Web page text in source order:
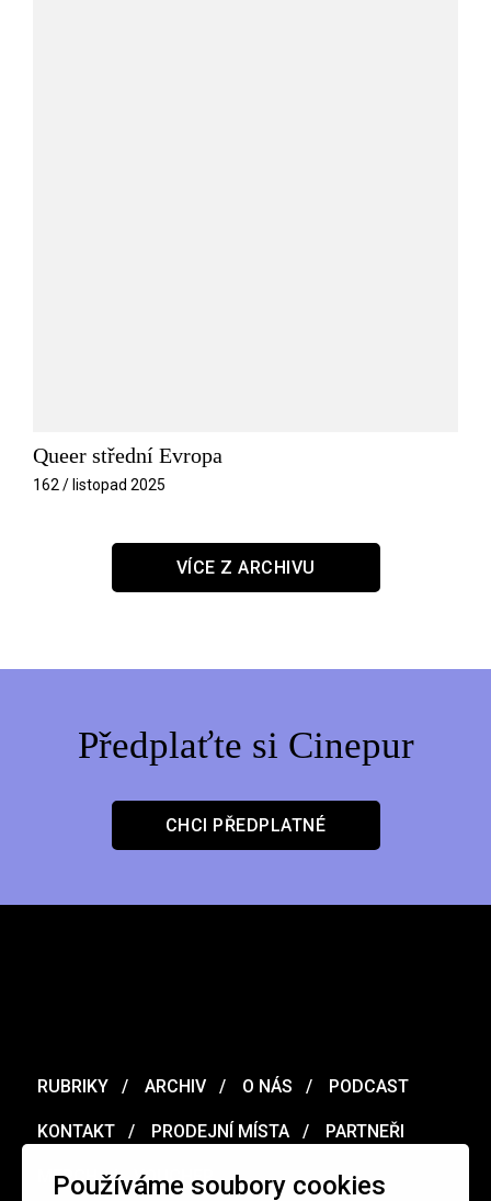
Používáme soubory cookies
Queer střední Evropa
162 / listopad 2025
VÍCE Z ARCHIVU
Předplaťte si Cinepur
CHCI PŘEDPLATNÉ
RUBRIKY ARCHIV O NÁS PODCAST
KONTAKT PRODEJNÍ MÍSTA PARTNEŘI
MERCH VOUCHER